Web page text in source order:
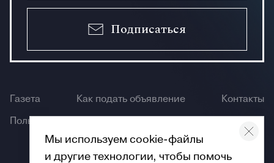
Подписаться
Газета Как подать объявление
Контакты
Пользование сайтом
Мы используем cookie-файлы
и другие технологии, чтобы помочь